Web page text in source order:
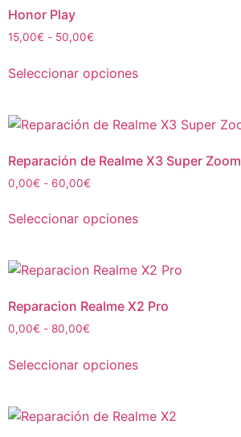
Honor Play
15,00€ - 50,00€
Seleccionar opciones
Reparación de Realme X3 Super Zoom
0,00€ - 60,00€
Seleccionar opciones
Reparacion Realme X2 Pro
0,00€ - 80,00€
Seleccionar opciones